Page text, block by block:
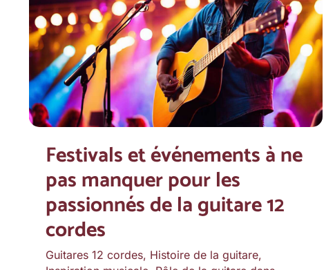
Festivals et événements à ne
pas manquer pour les
passionnés de la guitare 12
cordes
Guitares 12 cordes, Histoire de la guitare,
à
ne
pas
manquer
pour
les
de
guitare
12
cordes